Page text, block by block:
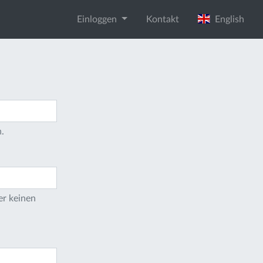
Einloggen Kontakt English
keinen